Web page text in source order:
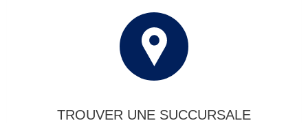
TROUVER UNE SUCCURSALE